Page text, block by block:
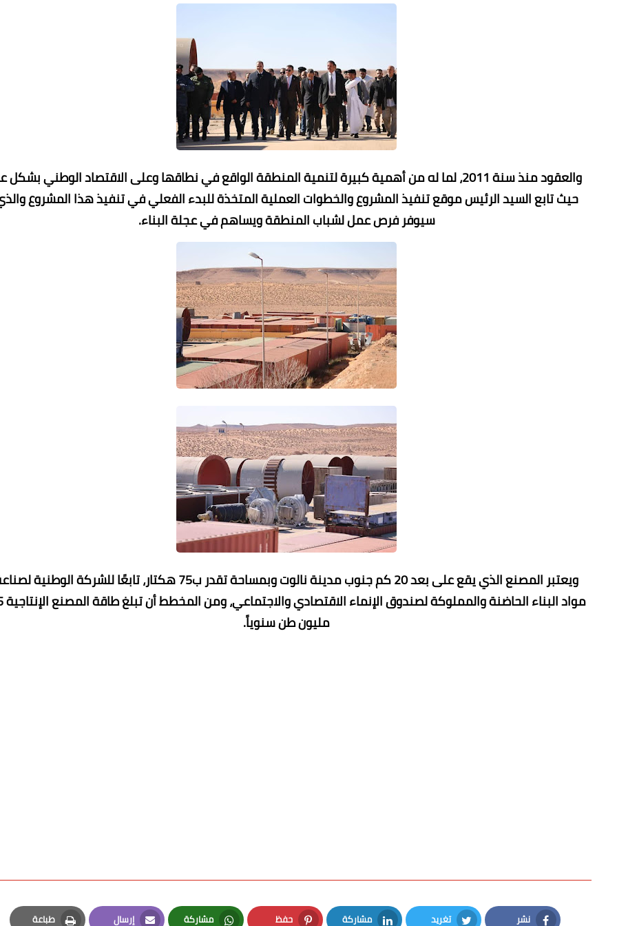
والعقود منذ سنة 2011، لما له من أهمية كبيرة لتنمية المنطقة الواقع في نطاقها وعلى الاقتصاد الوطني بشكل
حيث تابع السيد الرئيس موقع تنفيذ المشروع والخطوات العملية المتخذة للبدء الفعلي في تنفيذ هذا المشروع
سيوفر فرص عمل لشباب المنطقة ويساهم في عجلة البناء.
ويعتبر المصنع الذي يقع على بعد 20 كم جنوب مدينة نالوت وبمساحة تقدر ب75 هكتار، تابعًا للشركة الوطنية
مواد البناء
مليون طن سنوياً.
نشر تغريد مشاركة حفظ مشاركة إرسال طباعة